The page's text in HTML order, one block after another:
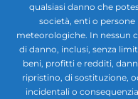
qualsiasi danno che
società, enti o
meteorologiche. In nessun
di danno, inclusi, senza
beni, profitti e redditi,
ripristino, di sostituzione,
incidentali o